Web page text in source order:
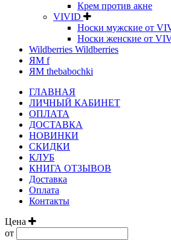
Крем против акне
VIVID
Носки мужские от
Носки женские от
Wildberries Wildberries
ЯМ f
ЯМ thebabochki
ГЛАВНАЯ
ЛИЧНЫЙ КАБИНЕТ
ОПЛАТА
ДОСТАВКА
НОВИНКИ
СКИДКИ
КЛУБ
КНИГА ОТЗЫВОВ
Доставка
Оплата
Контакты
Цена
от